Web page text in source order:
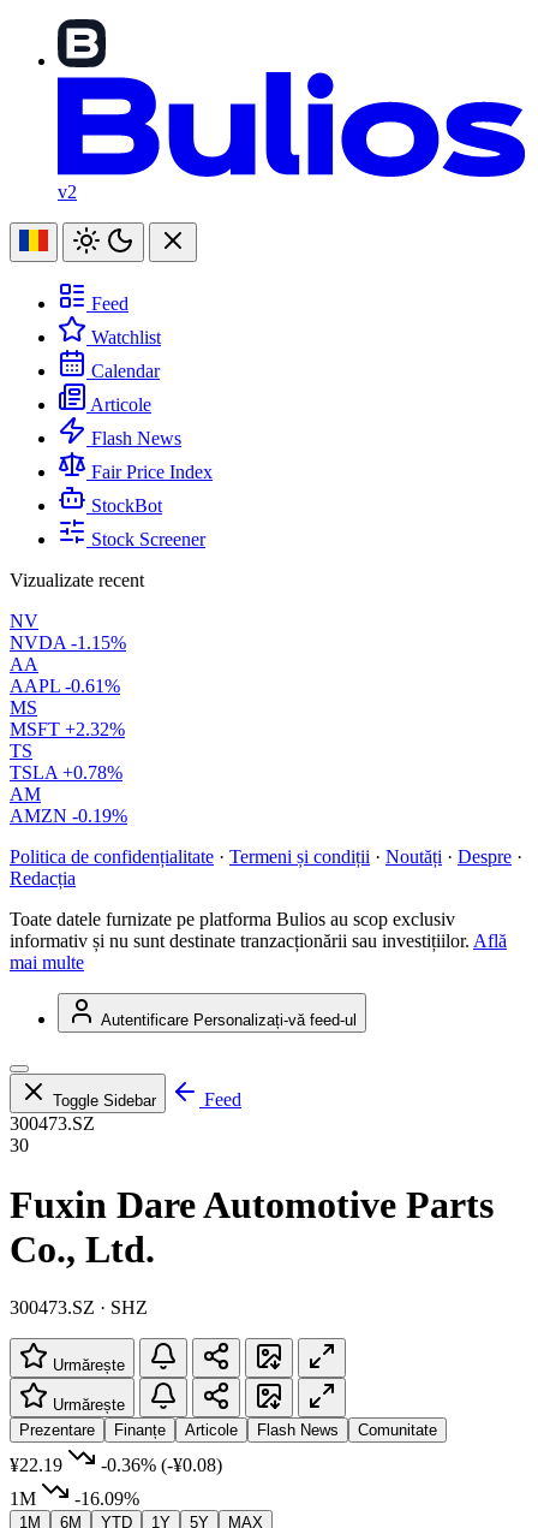
v2
Feed
Watchlist
Calendar
Articole
Flash News
Fair Price Index
StockBot
Stock Screener
Vizualizate recent
NV
NVDA -1.15%
AA
AAPL -0.61%
MS
MSFT +2.32%
TS
TSLA +0.78%
AM
AMZN -0.19%
Politica de confidențialitate · Termeni și condiții · Noutăți · Despre ·
Redacția
Toate datele furnizate pe platforma Bulios au scop exclusiv
informativ și nu sunt destinate tranzacționării sau investițiilor. Află
mai multe
Autentificare Personalizați-vă feed-ul
Toggle Sidebar
Feed
300473.SZ
30
Fuxin Dare Automotive Parts
Co., Ltd.
300473.SZ · SHZ
Urmărește
Urmărește
Prezentare
Finanțe Articole Flash News Comunitate
¥22.19 -0.36% (-¥0.08)
1M
-16.09%
1M 6M YTD 1Y 5Y MAX